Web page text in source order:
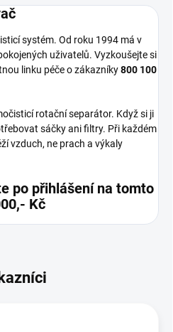
systém. Od roku 1994 má v
uživatelů. Vyzkoušejte si
linku péče o zákazníky800 100
rotační separátor. Když si ji
sáčky ani filtry. Při každém
vzduch, ne prach a výkaly
po přihlášení na tomto
Kč